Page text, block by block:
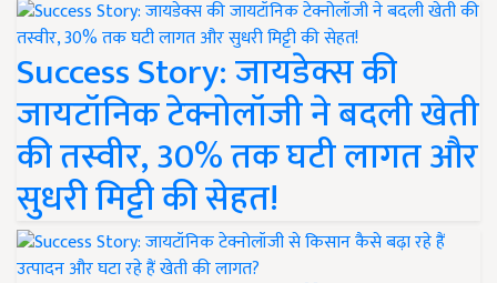
Success Story: जायडेक्स की
जायटॉनिक टेक्नोलॉजी ने बदली खेती
की तस्वीर, 30% तक घटी लागत और
सुधरी मिट्टी की सेहत!